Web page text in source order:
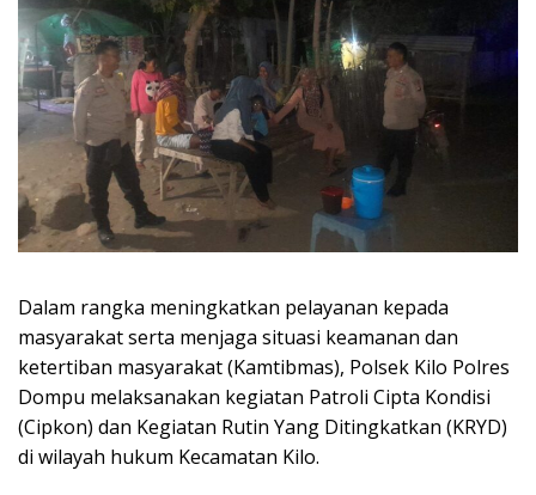
Dalam rangka meningkatkan pelayanan kepada
masyarakat serta menjaga situasi keamanan dan
ketertiban masyarakat (Kamtibmas), Polsek Kilo Polres
Dompu melaksanakan kegiatan Patroli Cipta Kondisi
(Cipkon) dan Kegiatan Rutin Yang Ditingkatkan (KRYD)
di wilayah hukum Kecamatan Kilo.